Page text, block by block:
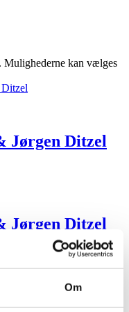
Om
Mulighederne kan vælges
Jørgen Ditzel
Jørgen Ditzel